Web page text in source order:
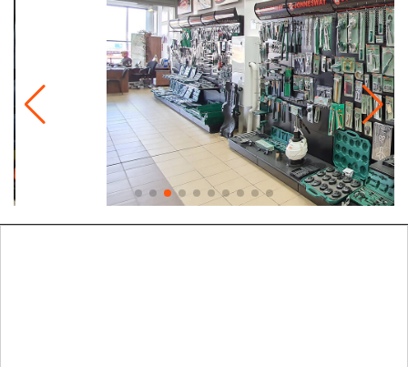
Партнерам